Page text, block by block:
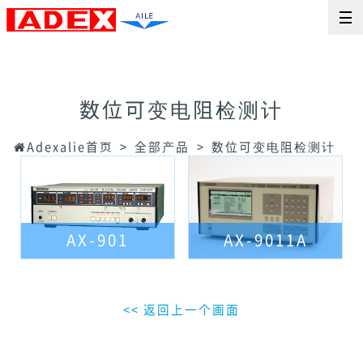
数位可变电阻检测计
Adexalie首页 全部产品 数位可变电阻检测计
AX-901 AX-9011A
<< 返回上一个画面